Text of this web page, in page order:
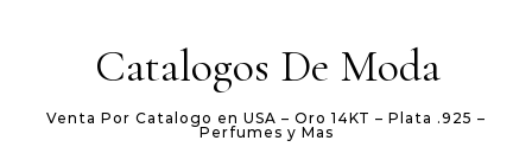
Catalogos De Moda
Venta Por Catalogo en USA – Oro 14KT – Plata .925 –
Perfumes y Mas